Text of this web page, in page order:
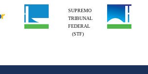
SUPREMO
TRIBUNAL
FEDERAL
(STF)